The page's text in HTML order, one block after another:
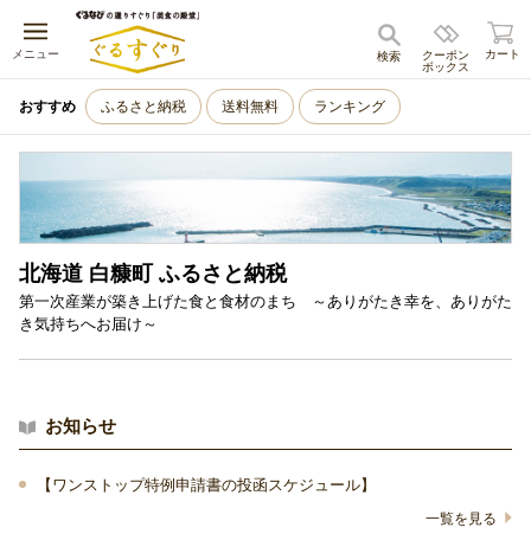
メニュー
キャンセル
クーポン
ボックス
検索 カート
おすすめ ふるさと納税 送料無料 ランキング
北海道 白糠町 ふるさと納税
第一次産業が築き上げた食と食材のまち ～ありがたき幸を、ありがた
き気持ちへお届け～
お知らせ
【ワンストップ特例申請書の投函スケジュール】
一覧を見る